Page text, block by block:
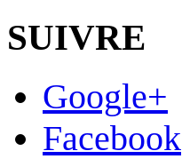
SUIVRE
Google+
Facebook